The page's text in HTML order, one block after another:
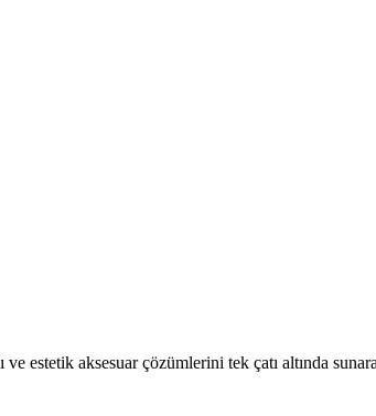
aksesuar çözümlerini tek çatı altında